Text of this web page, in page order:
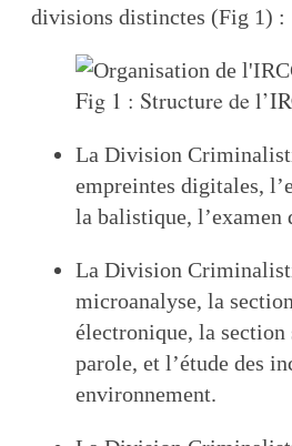
divisions distinctes (Fig 1) :
Fig 1 : Structure de
La Division
empreintes digitales,
la balistique, l’examen
La Division
microanalyse, la
électronique, la
parole, et l’étude des
environnement.